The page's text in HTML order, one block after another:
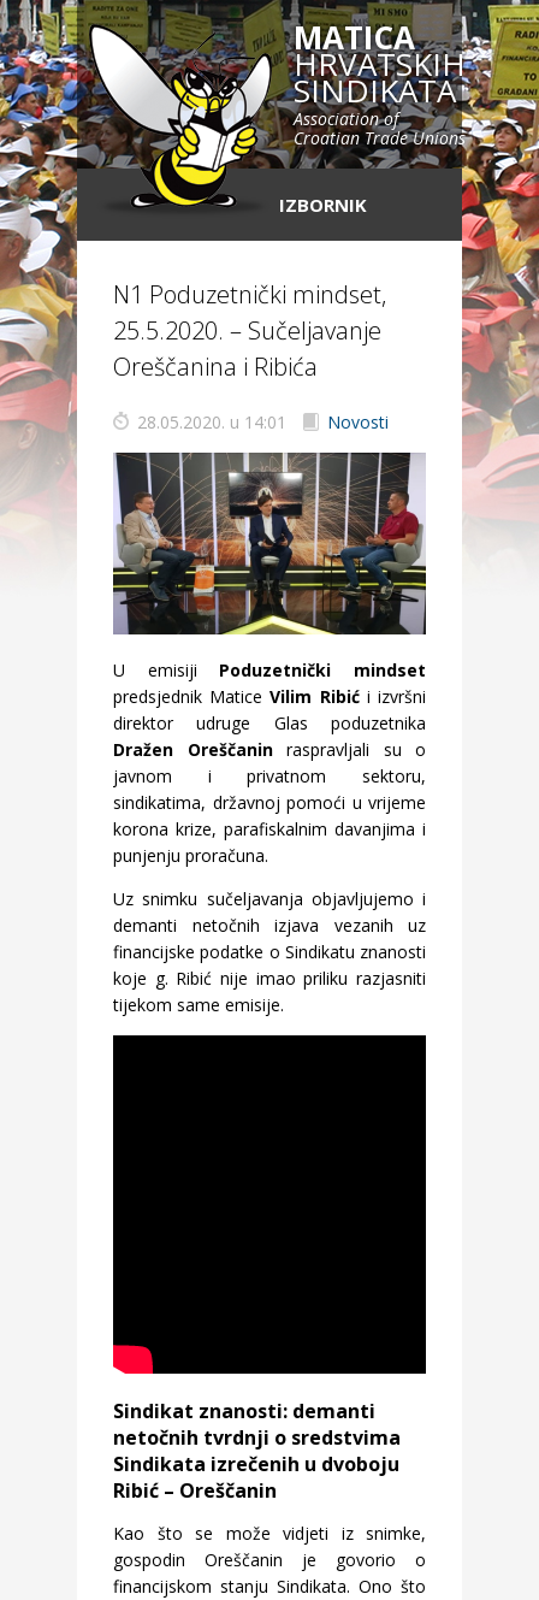
MATICA
HRVATSKIH
SINDIKATA
Association of
Croatian Trade Unions
IZBORNIK
N1 Poduzetnički mindset,
25.5.2020. – Sučeljavanje
Oreščanina i Ribića
28.05.2020. u 14:01 Novosti
U emisiji Poduzetnički mindset
predsjednik MaticeVilim Ribići izvršni
direktor udruge Glas poduzetnika
Dražen Oreščaninraspravljali su o
javnom i privatnom sektoru,
sindikatima, državnoj pomoći u vrijeme
korona krize, parafiskalnim davanjima i
punjenju proračuna.
Uz snimku sučeljavanja objavljujemo i
demanti netočnih izjava vezanih uz
financijske podatke o Sindikatu znanosti
koje g. Ribić nije imao priliku razjasniti
tijekom same emisije.
Sindikat znanosti: demanti
netočnih tvrdnji o sredstvima
Sindikata izrečenih u dvoboju
Ribić – Oreščanin
Kao što se može vidjeti iz snimke,
gospodin Oreščanin je govorio o
financijskom stanju Sindikata. Ono što